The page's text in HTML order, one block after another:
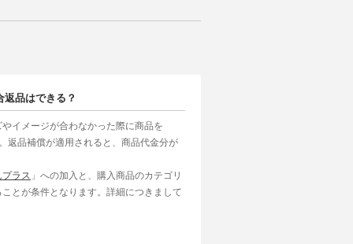
品はできる？
イメージが合わなかった際に商品を
返品補償が適用されると、商品代金分が
ラス 」への加入と、購入商品のカテゴリ
とが条件となります。詳細につきまして